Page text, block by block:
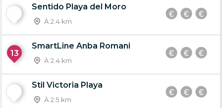
Sentido Playa del Moro
À 2.4 km
13
SmartLine Anba Romani
À 2.4 km
Stil Victoria Playa
À 2.5 km